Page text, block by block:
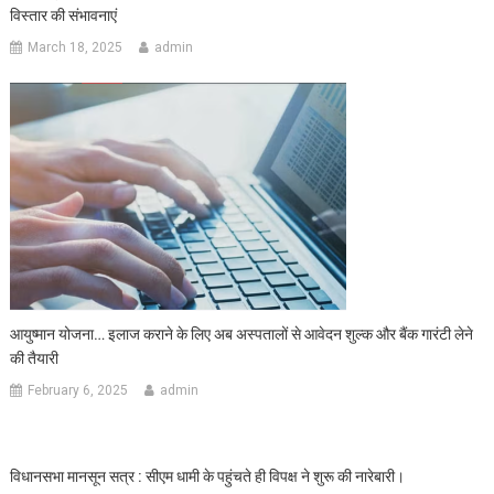
विस्तार की संभावनाएं
March 18, 2025 admin
आयुष्मान योजना… इलाज कराने के लिए अब अस्पतालों से आवेदन शुल्क और बैंक गारंटी लेने
की तैयारी
February 6, 2025 admin
विधानसभा मानसून सत्र : सीएम धामी के पहुंचते ही विपक्ष ने शुरू की नारेबारी।